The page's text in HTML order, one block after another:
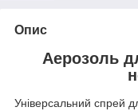
Опис
Аерозоль
Універсальний спрей